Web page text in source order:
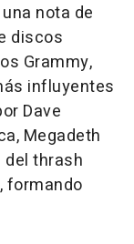
nota de
discos
Grammy,
influyentes
Dave
Megadeth
thrash
formando